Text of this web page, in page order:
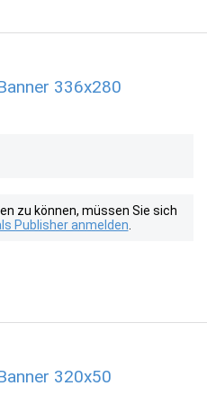
336x280
zu können, müssen Sie sich
Publisher anmelden
320x50